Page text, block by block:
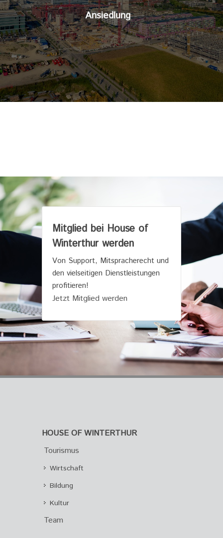
Ansiedlung
Mitglied bei House of
Winterthur werden
Von Support, Mitspracherecht und
den vielseitigen Dienstleistungen
profitieren!
Jetzt Mitglied werden
HOUSE OF WINTERTHUR
Tourismus
Wirtschaft
Bildung
Kultur
Team